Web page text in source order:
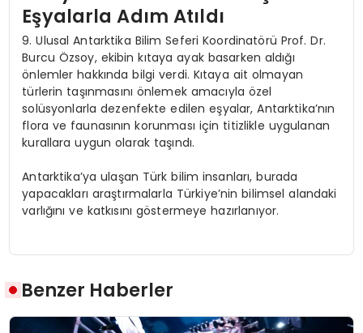
Eşyalarla Adım Atıldı
9. Ulusal Antarktika Bilim Seferi Koordinatörü Prof. Dr.
Burcu Özsoy, ekibin kıtaya ayak basarken aldığı
önlemler hakkında bilgi verdi. Kıtaya ait olmayan
türlerin taşınmasını önlemek amacıyla özel
solüsyonlarla dezenfekte edilen eşyalar, Antarktika’nın
flora ve faunasının korunması için titizlikle uygulanan
kurallara uygun olarak taşındı.
Antarktika’ya ulaşan Türk bilim insanları, burada
yapacakları araştırmalarla Türkiye’nin bilimsel alandaki
varlığını ve katkısını göstermeye hazırlanıyor.
Benzer Haberler